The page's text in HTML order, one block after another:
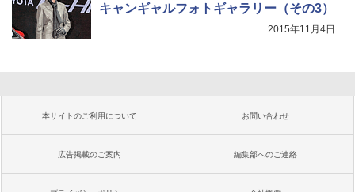
キャンギャルフォトギャラリー（その3）
2015年11月4日
本サイトのご利用について お問い合わせ
広告掲載のご案内 編集部へのご連絡